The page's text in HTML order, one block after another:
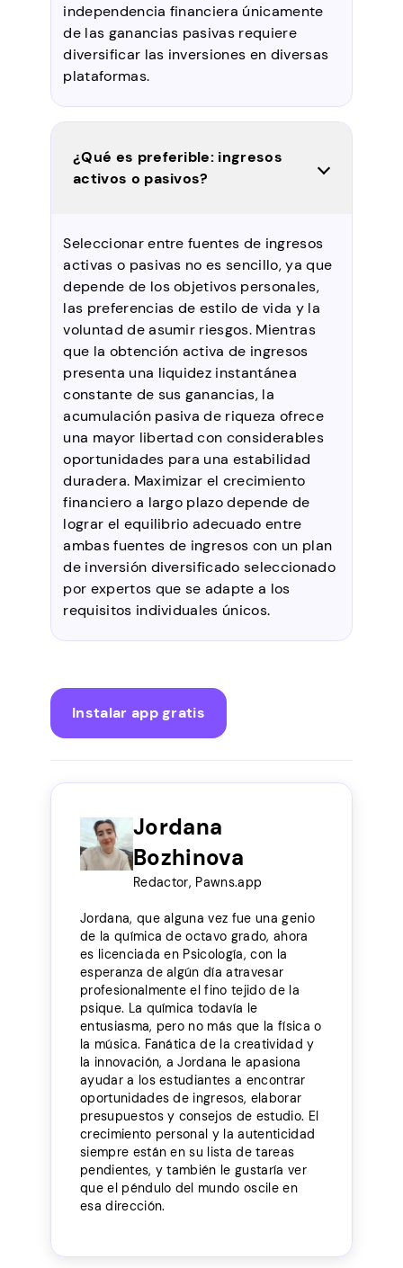
independencia financiera únicamente
de las ganancias pasivas requiere
diversificar las inversiones en diversas
plataformas.
¿Qué es preferible: ingresos
activos o pasivos?
Seleccionar entre fuentes de ingresos
activas o pasivas no es sencillo, ya que
depende de los objetivos personales,
las preferencias de estilo de vida y la
voluntad de asumir riesgos. Mientras
que la obtención activa de ingresos
presenta una liquidez instantánea
constante de sus ganancias, la
acumulación pasiva de riqueza ofrece
una mayor libertad con considerables
oportunidades para una estabilidad
duradera. Maximizar el crecimiento
financiero a largo plazo depende de
lograr el equilibrio adecuado entre
ambas fuentes de ingresos con un plan
de inversión diversificado seleccionado
por expertos que se adapte a los
requisitos individuales únicos.
Instalar app gratis
Jordana
Bozhinova
Redactor, Pawns.app
Jordana, que alguna vez fue una genio
de la química de octavo grado, ahora
es licenciada en Psicología, con la
esperanza de algún día atravesar
profesionalmente el fino tejido de la
psique. La química todavía le
entusiasma, pero no más que la física o
la música. Fanática de la creatividad y
la innovación, a Jordana le apasiona
ayudar a los estudiantes a encontrar
oportunidades de ingresos, elaborar
presupuestos y consejos de estudio. El
crecimiento personal y la autenticidad
siempre están en su lista de tareas
pendientes, y también le gustaría ver
que el péndulo del mundo oscile en
esa dirección.